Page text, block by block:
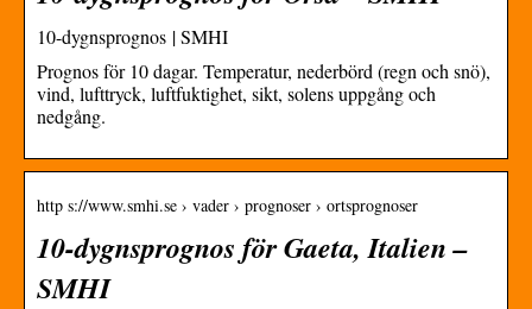
10-dygnsprognos | SMHI
Prognos för 10 dagar. Temperatur, nederbörd (regn och snö),
vind, lufttryck, luftfuktighet, sikt, solens uppgång och
nedgång.
http s://www.smhi.se › vader › prognoser › ortsprognoser
10-dygnsprognos för Gaeta, Italien –
SMHI